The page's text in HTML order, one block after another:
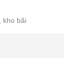
kho bãi